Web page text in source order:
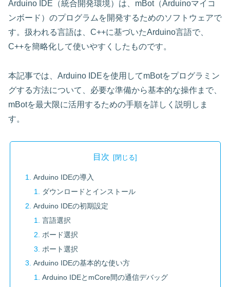
Arduino IDE（統合開発環境）は、mBot（Arduinoマイコ
ンボード）のプログラムを開発するためのソフトウェアで
す。扱われる言語は、C++に基づいたArduino言語で、
C++を簡略化して使いやすくしたものです。
本記事では、Arduino IDEを使用してmBotをプログラミン
グする方法について、必要な準備から基本的な操作まで、
mBotを最大限に活用するための手順を詳しく説明しま
す。
目次
Arduino IDEの導入
ダウンロードとインストール
Arduino IDEの初期設定
言語選択
ボード選択
ポート選択
Arduino IDEの基本的な使い方
Arduino IDEとmCore間の通信デバッグ